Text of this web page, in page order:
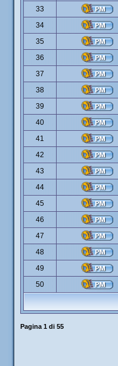
33
34
35
36
37
38
39
40
41
42
43
44
45
46
47
48
49
50
Pagina 1di 55